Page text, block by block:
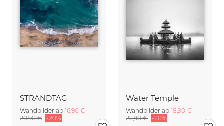
STRANDTAG
Wandbilder ab 16,90 €
20,90 € -20%
Water Temple
Wandbilder ab 18,90 €
22,90 € -20%